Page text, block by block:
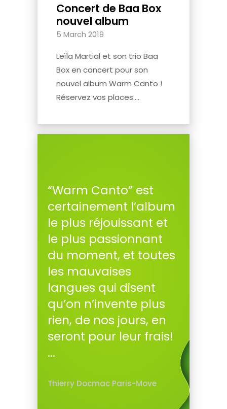
Concert de Baa Box
nouvel album
5 March 2019
Leïla Martial et son trio Baa
Box en concert pour son
nouvel album Warm Canto !
Réservez vos places....
“Warm Canto” est
certainement l’album
le plus réjouissant et
le plus passionnant
du moment, et toutes
les mauvaises
langues qui disent
qu’on n’invente plus
rien, de nos jours, en
seront pour leur frais!
...
Thierry Docmac Paris-Move